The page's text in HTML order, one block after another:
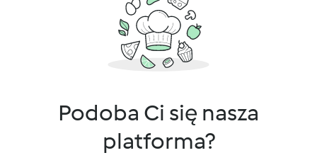
Podoba Ci się nasza
platforma?